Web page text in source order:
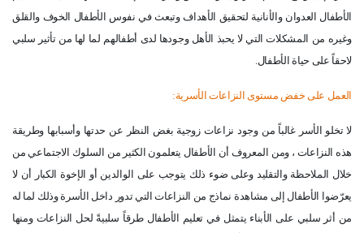
الأطفال العدوان والأنانية لتحقيق الأهداف وتبعث في نفوس الأطفال الخوف والقلق
وغيره من المشكلات التي لا يحبذ الأهل وجودها لدى أطفالهم لما لها من تأثير سلبي
لاحقاً على حياة الأطفال.
العمل على خفض مستوى النزاعات الأسرية:
لا تخلو الأسر غالباً من وجود نزاعات زوجية بغض النظر عن حدتها وأسبابها وطريقة
هذه النزاعات ، ومن المعروف أن الأطفال يتعلمون الكثير من السلوك الاجتماعي من
خلال الملاحظة والتقليد وعلى ضوء ذلك يتوجب على الوالدين أو الإخوة الكبار أن لا
يعرّضوا الأطفال إلى مشاهدة نماذج من النزاعات التي تدور داخل الأسرة وذلك لما له
من أثر سلبي على الأبناء يتمثل في تعليم الأطفال طرقاً سلبيةً لحل النزاعات ومنها